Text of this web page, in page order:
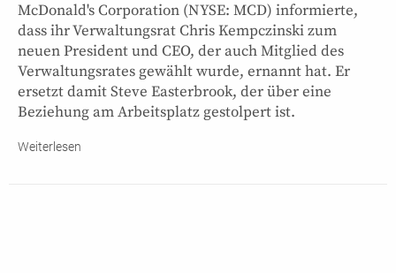
McDonald's Corporation (NYSE: MCD) informierte,
dass ihr Verwaltungsrat Chris Kempczinski zum
neuen President und CEO, der auch Mitglied des
Verwaltungsrates gewählt wurde, ernannt hat. Er
ersetzt damit Steve Easterbrook, der über eine
Beziehung am Arbeitsplatz gestolpert ist.
Weiterlesen